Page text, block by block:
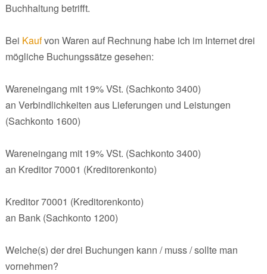
Buchhaltung betrifft.
Bei Kaufvon Waren auf Rechnung habe ich im Internet drei
mögliche Buchungssätze gesehen:
Wareneingang mit 19% VSt. (Sachkonto 3400)
an Verbindlichkeiten aus Lieferungen und Leistungen
(Sachkonto 1600)
Wareneingang mit 19% VSt. (Sachkonto 3400)
an Kreditor 70001 (Kreditorenkonto)
Kreditor 70001 (Kreditorenkonto)
an Bank (Sachkonto 1200)
Welche(s) der drei Buchungen kann / muss / sollte man
vornehmen?